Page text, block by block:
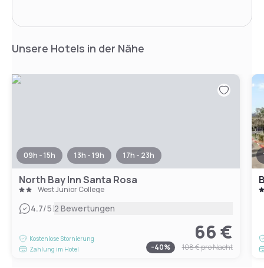
Unsere Hotels in der Nähe
09h - 15h 13h - 19h 17h - 23h
North Bay Inn Santa Rosa
West Junior College
4.7/5|2 Bewertungen
Kostenlose Stornierung
Zahlung im Hotel
66 €
-40% 108 €pro Nacht